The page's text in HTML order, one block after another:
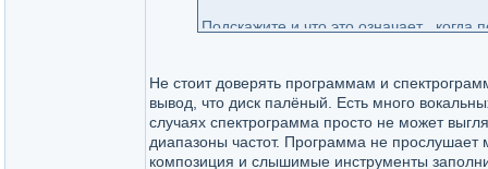
Подскажите и что это означает ,
Не стоит доверять программам и
вывод, что диск палёный. Есть много
случаях спектрограмма просто не может
диапазоны частот. Программа не
композиция и слышимые инструменты